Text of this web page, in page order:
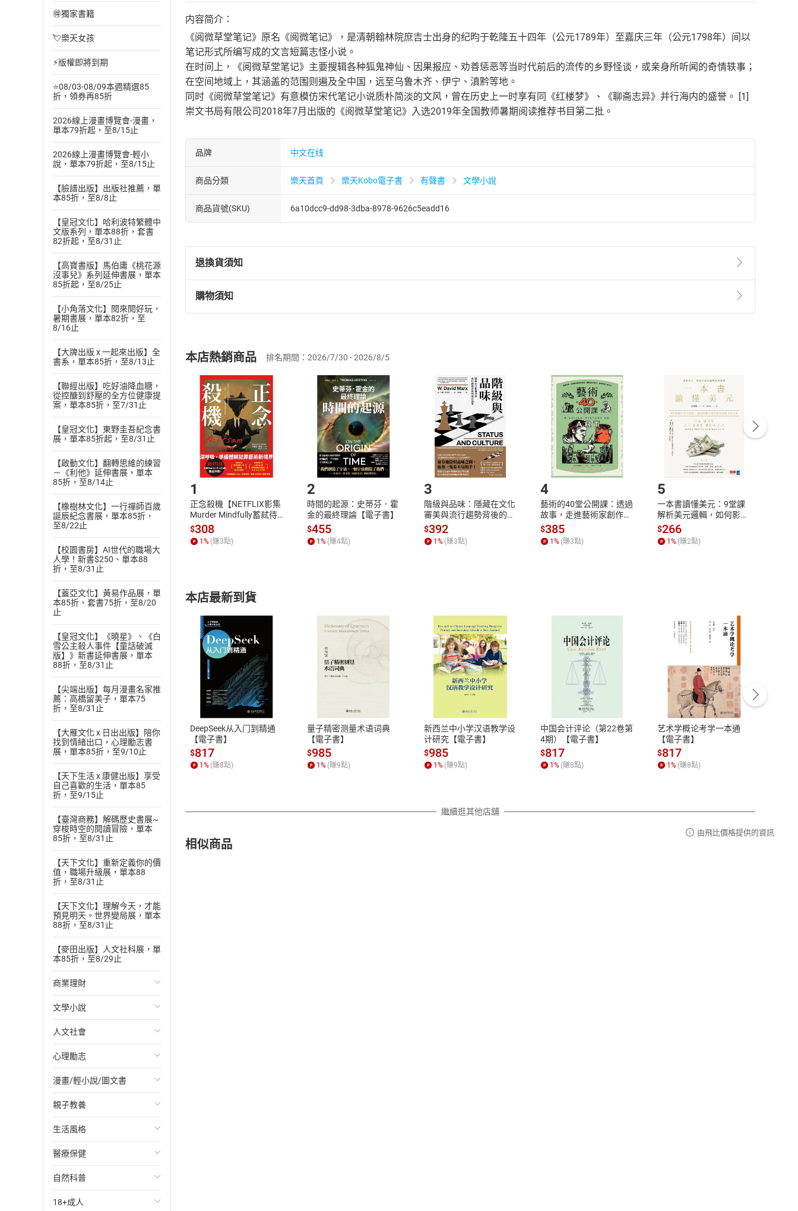
🉐獨家書籍
💘樂天女孩
⚡版權即將到期
⭐08/03-08/09本週精選85
折，領券再85折
2026線上漫畫博覽會-漫畫，
單本79折起，至8/15止
2026線上漫畫博覽會-輕小
說，單本79折起，至8/15止
【臉譜出版】出版社推薦，單
本85折，至8/8止
【皇冠文化】哈利波特繁體中
文版系列，單本88折，套書
82折起，至8/31止
【高寶書版】馬伯庸《桃花源
沒事兒》系列延伸書展，單本
85折起，至8/25止
【小角落文化】閱來閱好玩，
暑期書展，單本82折，至
8/16止
【大牌出版 x 一起來出版】全
書系，單本85折，至8/13止
【聯經出版】吃好油降血糖，
從控醣到舒壓的全方位健康提
案，單本85折，至7/31止
【皇冠文化】東野圭吾紀念書
展，單本85折起，至8/31止
【啟動文化】翻轉思維的練習
－《利他》延伸書展，單本
85折，至8/14止
【橡樹林文化】一行禪師百歲
誕辰紀念書展，單本85折，
至8/22止
【校園書房】AI世代的職場大
人學！新書$250、單本88
折，至8/31止
【蓋亞文化】黃易作品展，單
本85折、套書75折，至8/20
止
【皇冠文化】《曉星》、《白
雪公主殺人事件【童話破滅
版】》新書延伸書展，單本
88折，至8/31止
【尖端出版】每月漫畫名家推
薦：高橋留美子，單本75
折，至8/31止
【大雁文化 x 日出出版】陪你
找到情緒出口，心理勵志書
展，單本85折，至9/10止
【天下生活 x 康健出版】享受
自己喜歡的生活，單本85
折，至9/15止
【臺灣商務】解碼歷史書展~
穿梭時空的閱讀冒險，單本
85折，至8/31止
【天下文化】重新定義你的價
值，職場升級展，單本88
折，至8/31止
【天下文化】理解今天，才能
預見明天。世界變局展，單本
88折，至8/31止
【麥田出版】人文社科展，單
本85折，至8/29止
商業理財
投資理財
經濟/趨勢
財務/金融
管理/領導
職場工作術
成功法
行銷/廣告
傳記
商務/商學
文學小說
歐美文學
日本文學
韓國文學
華文文學
經典文學
成長/家庭生活小說
懸疑/推理小說
科幻/奇幻小說
人文社會
國際關係
政治
社會科學
台灣/中國歷史
日/韓歷史
其他歷史/史學
法律
心理勵志
心靈成長/情緒
人際關係
兩性關係
心理學
漫畫/輕小說/圖文書
輕小說
奇幻/科幻
愛情故事
職場/社會寫實
懸疑/推理
親子教養
教育現場
兒童文學/故事
兒童科普/學習
育兒百科
生活風格
飲食/食譜
健身/美顏
運動/遊戲
醫療保健
健康/養生
常見疾病
自然科普
生物科學
18+成人
内容简介：
《阅微草堂笔记》原名《阅微笔记》，是清朝翰林院庶吉士出身的纪昀于乾隆五十四年（公元1789年）至嘉庆三年（公元1798年）间以
笔记形式所编写成的文言短篇志怪小说。
在时间上，《阅微草堂笔记》主要搜辑各种狐鬼神仙、因果报应、劝善惩恶等当时代前后的流传的乡野怪谈，或亲身所听闻的奇情轶事；
在空间地域上，其涵盖的范围则遍及全中国，远至乌鲁木齐、伊宁、滇黔等地。
同时《阅微草堂笔记》有意模仿宋代笔记小说质朴简淡的文风，曾在历史上一时享有同《红楼梦》、《聊斋志异》并行海内的盛誉。 [1]
崇文书局有限公司2018年7月出版的《阅微草堂笔记》入选2019年全国教师暑期阅读推荐书目第二批。
品牌 中文在线
商品分類 樂天首頁 樂天Kobo電子書 有聲書 文學小說
商品貨號(SKU) 6a10dcc9-dd98-3dba-8978-9626c5eadd16
退換貨須知
退換貨規定：
(一)依消費者保護法第19條第1項後段暨通訊交易解除權合理例外情事適用準則第2條第5款之規定，「非以有形媒介提供之數位
(二)消費者訂購本店鋪之商品即代表知悉本店鋪所銷售之商品為電子書，屬非以有形媒介提供之數位內容，消費者同意若訂購後
且已下載/存取電子書，不得請求退貨退款。
退貨方式：您欲取消訂單或辦理退貨時，請登入樂天市場，並於「我的訂單」中點選「瀏覽訂單明細」
「申請取消訂單/ 退
貨」，本店鋪將依您的申請進行審核，待審核通過後將為您辦理退款事宜。
請注意，樂天市場須以整筆訂單為單位進行取消/退貨，恕無法以單支商品取消/退貨。
購物須知
挑選商品
Choose
放入購物車
Shopping cart
登入帳號
Login
付款方式
Payment
完成訂單
Complete
購書後，如何開始使用？
Step1.選擇閱讀載具 Step2.登入帳號，下載書籍後看書
付款方式
ATM轉帳、信用卡、LINE PAY、AFTEE
退換貨規範
之權利，遽消費者保護法及通訊交易解
除權合理例外情事適用準則，依商品性
質各有不同規定。詳細退換貨說明請參
照各商品說明。
客服資訊
服務時間：週一到週五 10:00-12:00、
13:00-17:00 (國定假日及例假日休息)
客服電話：0080-1857077
本店熱銷商品 排名期間：2026/7/30 - 2026/8/5
1
正念殺機【NETFLIX影集
Murder Mindfully蓄弒待
發】【電子書】
$308
1% (賺3點)
2
時間的起源：史蒂芬．霍
金的最終理論【電子書】
$455
1% (賺4點)
3
階級與品味：隱藏在文化
審美與流行趨勢背後的地
位渴望【電子書】
$392
1% (賺3點)
4
藝術的40堂公開課：透過
故事，走進藝術家創作現
場，看藝術如何誕生、如
何形塑人類生活【電子
書】
$385
1% (賺3點)
5
一本書讀懂美元：9堂課
解析美元邏輯，如何影響
全球經濟和每個人的投資
【電子書】
$266
1% (賺2點)
本店最新到貨
DeepSeek从入门到精通
【電子書】
$817
1 % (賺8點)
量子精密测量术语词典
【電子書】
$985
1 % (賺9點)
新西兰中小学汉语教学设
计研究【電子書】
$985
1 % (賺9點)
中国会计评论（第22卷第
4期）【電子書】
$817
1% (賺8點)
艺术学概论考学一本通
【電子書】
$817
1% (賺8點)
繼續逛其他店舖
相似商品
由飛比價格提供的資訊